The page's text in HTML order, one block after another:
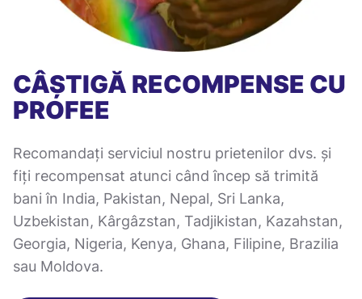
CÂȘTIGĂ RECOMPENSE CU
PROFEE
Recomandați serviciul nostru prietenilor dvs. și
fiți recompensat atunci când încep să trimită
bani în India, Pakistan, Nepal, Sri Lanka,
Uzbekistan, Kârgâzstan, Tadjikistan, Kazahstan,
Georgia, Nigeria, Kenya, Ghana, Filipine, Brazilia
sau Moldova.